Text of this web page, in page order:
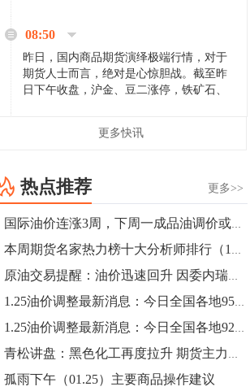
场来看，汇率波动...
08:50
昨日，国内商品期货演绎极端行情，对于
期货人士而言，绝对是心惊胆战。截至昨
日下午收盘，沪金、豆二涨停，铁矿石、
[imgnobrwh] src=...
跌幅达6%，报689.5元/吨，刷新近两个月
低位。
14:20
方正有色研究团队：高度重视贵金属的阶
段性机会。自年初以来沪金上涨16.93%，
立涨势，白银将开启补涨，且涨幅超过黄
更多快讯
更多>>
热点推荐
国际油价连涨3周，下周一成品油调价或启“7元时代”？
本周期货名家热力榜十大分析师排行（1月25日）
原油交易提醒：油价迅速回升 因委内瑞拉和美国冲突加剧 OPEC欲加大减产力度
1.25油价调整最新消息：今日全国各地95号汽油价格查询一览
1.25油价调整最新消息：今日全国各地92号汽油价格查询一览
青松讲盘：黑色化工再度拉升 期货主力接连大赚
孤雨下午（01.25）主要商品操作建议